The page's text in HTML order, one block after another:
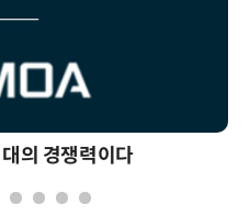
의 경쟁력이다